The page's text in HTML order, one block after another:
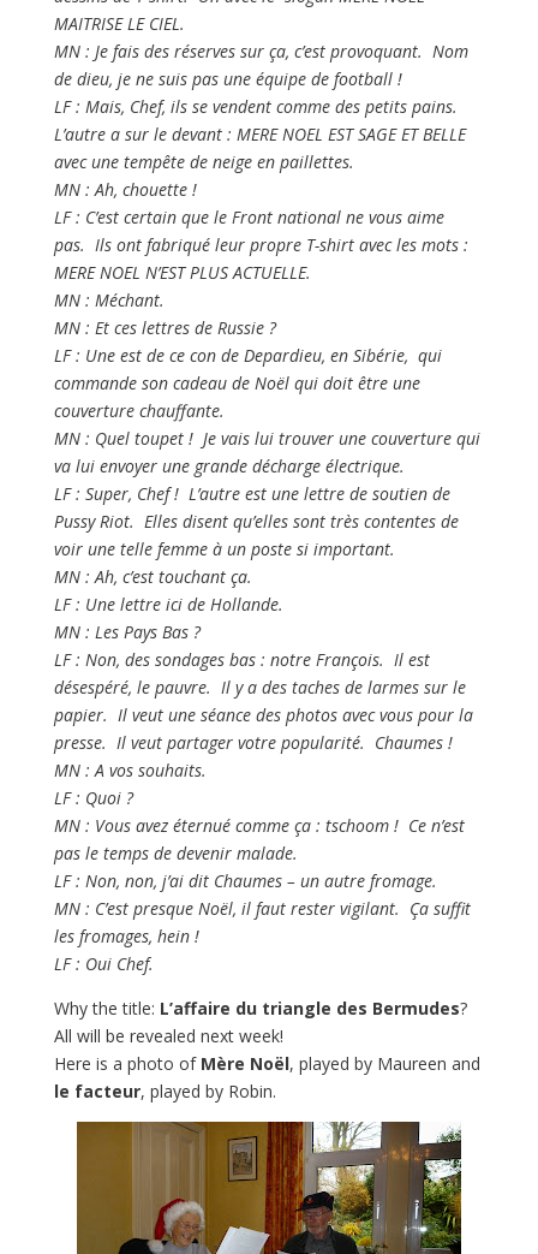
MAITRISE LE CIEL.
MN : Je fais des réserves sur ça, c’est provoquant. Nom
de dieu, je ne suis pas une équipe de football !
LF : Mais, Chef, ils se vendent comme des petits pains.
L’autre a sur le devant : MERE NOEL EST SAGE ET BELLE
avec une tempête de neige en paillettes.
MN : Ah, chouette !
LF : C’est certain que le Front national ne vous aime
pas. Ils ont fabriqué leur propre T-shirt avec les mots :
MERE NOEL N’EST PLUS ACTUELLE.
MN : Méchant.
MN : Et ces lettres de Russie ?
LF : Une est de ce con de Depardieu, en Sibérie, qui
commande son cadeau de Noël qui doit être une
couverture chauffante.
MN : Quel toupet ! Je vais lui trouver une couverture qui
va lui envoyer une grande décharge électrique.
LF : Super, Chef ! L’autre est une lettre de soutien de
Pussy Riot. Elles disent qu’elles sont très contentes de
voir une telle femme à un poste si important.
MN : Ah, c’est touchant ça.
LF : Une lettre ici de Hollande.
MN : Les Pays Bas ?
LF : Non, des sondages bas : notre François. Il est
désespéré, le pauvre. Il y a des taches de larmes sur le
papier. Il veut une séance des photos avec vous pour la
presse. Il veut partager votre popularité. Chaumes !
MN : A vos souhaits.
LF : Quoi ?
MN : Vous avez éternué comme ça : tschoom ! Ce n’est
pas le temps de devenir malade.
LF : Non, non, j’ai dit Chaumes – un autre fromage.
MN : C’est presque Noël, il faut rester vigilant. Ça suffit
les fromages, hein !
LF : Oui Chef.
Why the title: L’affaire du triangle des Bermudes?
All will be revealed next week!
Here is a photo of Mère Noël, played by Maureen and
le facteur, played by Robin.